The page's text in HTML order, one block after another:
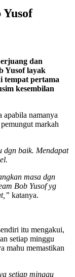
dan
Yusof layak
tempat pertama
kesembilan
namanya
markah
dgn baik. Mendapat
masa dgn
Bob Yusof yg
katanya.
itu mengakui,
setiap minggu
mahu memastikan
setiap minggu